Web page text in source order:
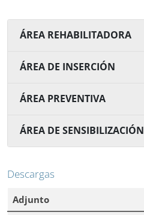
ÁREA REHABILITADORA
ÁREA DE INSERCIÓN
ÁREA PREVENTIVA
ÁREA DE SENSIBILIZACIÓN
Descargas
Adjunto